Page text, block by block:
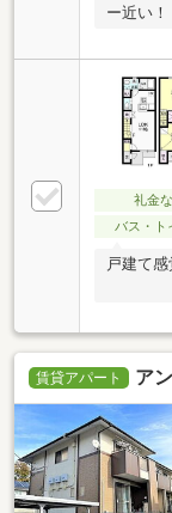
ー近い！
礼金
バス・ト
戸建て
賃貸アパート ア